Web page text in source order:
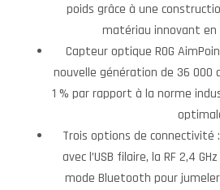
poids grâce à une
matériau innovant en
Capteur optique ROG
nouvelle génération de 36 000
1 % par rapport à la norme
Trois options de connectivité
avec l’USB filaire, la RF 2,4
mode Bluetooth pour